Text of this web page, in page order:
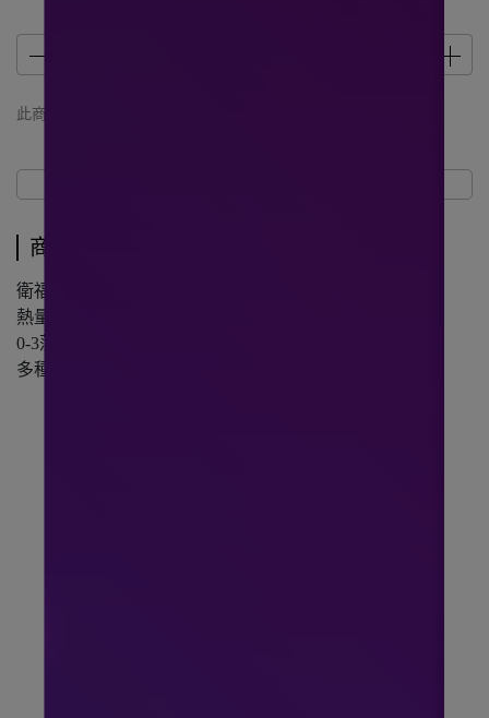
此商品 「 最高 」可以折抵紅利
商品介紹
衛福部核准特定疾病配方食品
熱量濃縮 口飲/管灌皆適用
0-3藻油取代魚油好喝無腥味
多種營養素滿足癌友需求